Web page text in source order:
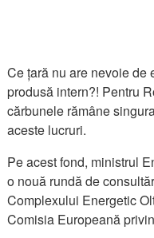
Ce țară nu are nevoie de
produsă intern?! Pentru
cărbunele rămâne
aceste lucruri.
Pe acest fond, ministrul
o nouă rundă de
Complexului Energetic
Comisia Europeană